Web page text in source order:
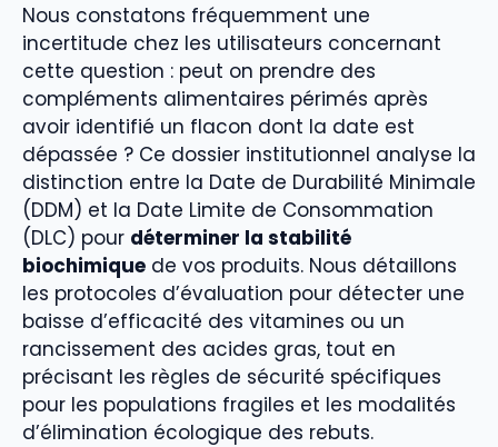
Nous constatons fréquemment une
incertitude chez les utilisateurs concernant
cette question : peut on prendre des
compléments alimentaires périmés après
avoir identifié un flacon dont la date est
dépassée ? Ce dossier institutionnel analyse la
distinction entre la Date de Durabilité Minimale
(DDM) et la Date Limite de Consommation
(DLC) pour déterminer la stabilité
biochimique de vos produits. Nous détaillons
les protocoles d’évaluation pour détecter une
baisse d’efficacité des vitamines ou un
rancissement des acides gras, tout en
précisant les règles de sécurité spécifiques
pour les populations fragiles et les modalités
d’élimination écologique des rebuts.